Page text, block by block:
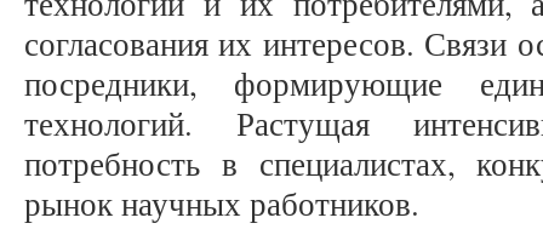
согласования их интересов. Связи
посредники, формирующие
технологий. Растущая
потребность в специалистах,
рынок научных работников.